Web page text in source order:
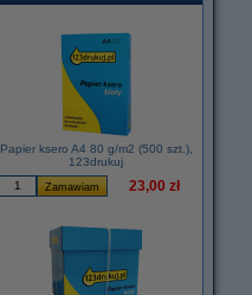
Papier ksero A4 80 g/m2 (500 szt.),
123drukuj
23,00 zł